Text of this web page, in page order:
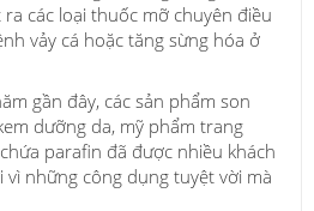
các loại thuốc mỡ chuyên điều
vảy cá hoặc tăng sừng hóa ở
gần đây, các sản phẩm son
dưỡng da, mỹ phẩm trang
parafin đã được nhiều khách
vì những công dụng tuyệt vời mà